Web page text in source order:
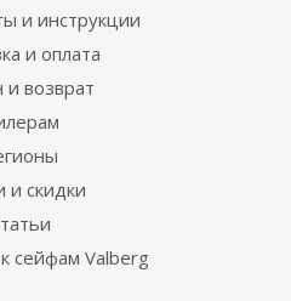
и инструкции
и оплата
возврат
и скидки
сейфам Valberg